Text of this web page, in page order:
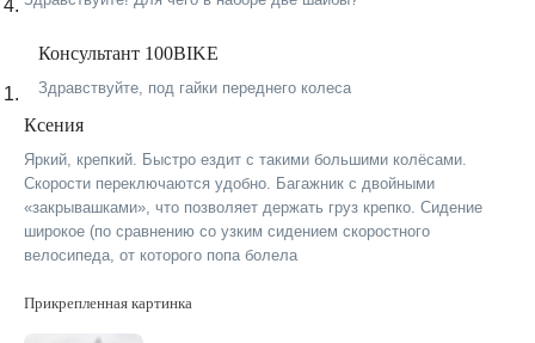
Консультант 100BIKE
Здравствуйте, под гайки переднего колеса
Ксения
Яркий, крепкий. Быстро ездит с такими большими колёсами.
Скорости переключаются удобно. Багажник с двойными
«закрывашками», что позволяет держать груз крепко. Сидение
широкое (по сравнению со узким сидением скоростного
велосипеда, от которого попа болела
Прикрепленная картинка